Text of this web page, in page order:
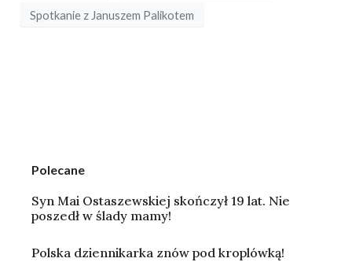
Spotkanie z Januszem Palikotem
Polecane
Syn Mai Ostaszewskiej skończył 19 lat. Nie
poszedł w ślady mamy!
Polska dziennikarka znów pod kroplówką!